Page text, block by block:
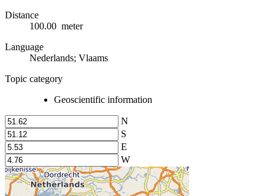
Distance
100.00 meter
Language
Nederlands; Vlaams
Topic category
Geoscientific information
N
S
E
W